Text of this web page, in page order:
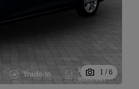
1 / 6